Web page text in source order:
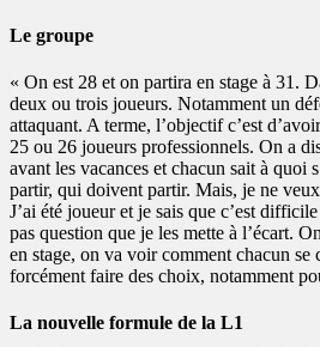
Le groupe
« On est 28 et on partira en stage à 31.
deux ou trois joueurs. Notamment un
attaquant. A terme, l’objectif c’est
25 ou 26 joueurs professionnels. On a
avant les vacances et chacun sait à quoi
partir, qui doivent partir. Mais, je ne
J’ai été joueur et je sais que c’est
pas question que je les mette à l’écart.
en stage, on va voir comment chacun se
forcément faire des choix, notamment
La nouvelle formule de la L1